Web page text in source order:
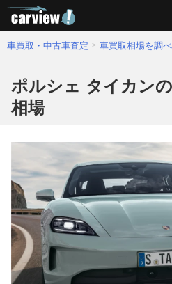
車買取・中古車査定 車買取相場を調
ポルシェ タイカン
相場